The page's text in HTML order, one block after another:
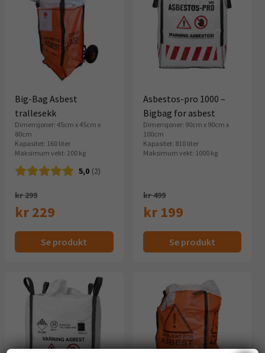
Big-Bag Asbest
trallesekk
Dimensjoner: 45cm x 45cm x
80cm
Kapasitet: 160 liter
Maksimum vekt: 200 kg
5,0 (2)
kr 299Opprinnelig
pris
var:
299,-.
kr 229
Nåværende
pris
229,-.
Se produkt
Asbestos-pro 1000 –
Bigbag for asbest
Dimensjoner: 90cm x 90cm x
100cm
Kapasitet: 810 liter
Maksimum vekt: 1000 kg
kr 499Opprinnelig
pris
var:
499,-.
kr 199
Nåværende
pris
199,-.
Se produkt